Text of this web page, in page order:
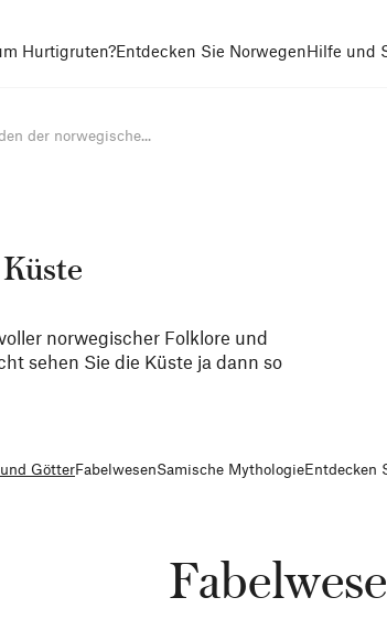
Hurtigruten?Entdecken Sie NorwegenHilfe und
der norwegische...
norwegischer Folklore und
sehen Sie die Küste ja dann so
GötterFabelwesenSamische MythologieEntdecken